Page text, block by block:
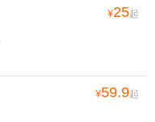
¥25起
¥59.9起